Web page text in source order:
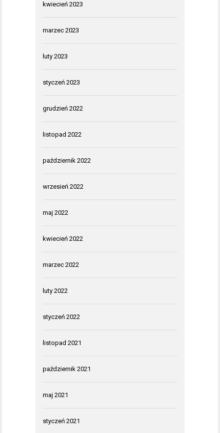
kwiecień 2023
marzec 2023
luty 2023
styczeń 2023
grudzień 2022
listopad 2022
październik 2022
wrzesień 2022
maj 2022
kwiecień 2022
marzec 2022
luty 2022
styczeń 2022
listopad 2021
październik 2021
maj 2021
styczeń 2021